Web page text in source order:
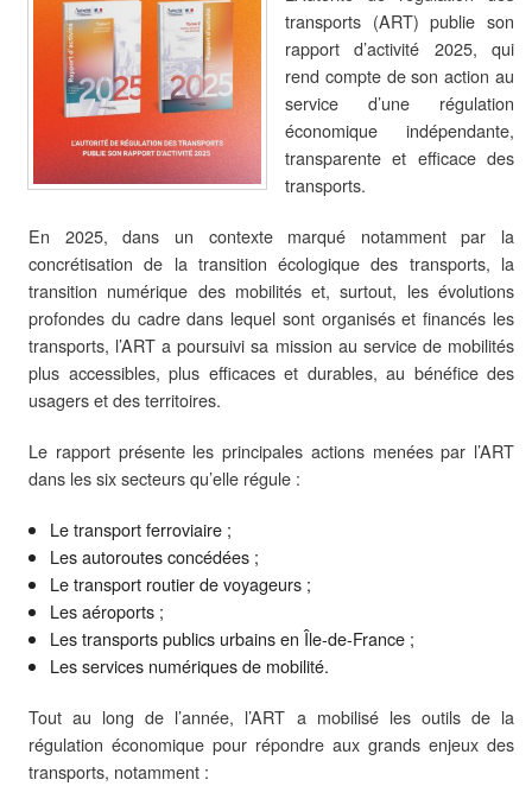
transports (ART) publie son
rapport d’activité 2025, qui
rend compte de son action au
service d’une régulation
économique indépendante,
transparente et efficace des
transports.
En 2025, dans un contexte marqué notamment par la
concrétisation de la transition écologique des transports, la
transition numérique des mobilités et, surtout, les évolutions
profondes du cadre dans lequel sont organisés et financés les
transports, l’ART a poursuivi sa mission au service de mobilités
plus accessibles, plus efficaces et durables, au bénéfice des
usagers et des territoires.
Le rapport présente les principales actions menées par l’ART
dans les six secteurs qu’elle régule :
Le transport ferroviaire ;
Les autoroutes concédées ;
Le transport routier de voyageurs ;
Les aéroports ;
Les transports publics urbains en Île-de-France ;
Les services numériques de mobilité.
Tout au long de l’année, l’ART a mobilisé les outils de la
régulation économique pour répondre aux grands enjeux des
transports, notamment :